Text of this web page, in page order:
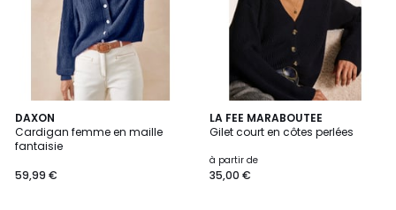
DAXON
Cardigan femme en maille
fantaisie
59,99 €
2
Couleurs
LA FEE MARABOUTEE
Gilet court en côtes perlées
à partir de
35,00 €
3
Couleurs